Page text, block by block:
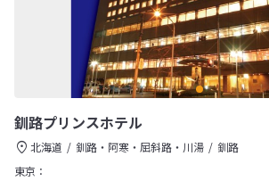
釧路プリンスホテル
北海道 釧路・阿寒・屈斜路・川湯
釧路
東京：